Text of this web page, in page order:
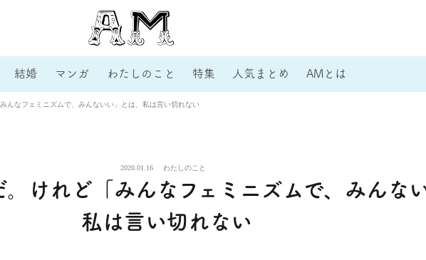
結婚 マンガ わたしのこと 特集 人気まとめ AMとは
んなフェミニズムで、みんないい」とは、私は言い切れない
2020.01.16 わたしのこと
けれど「みんなフェミニズムで、みんな
私は言い切れない